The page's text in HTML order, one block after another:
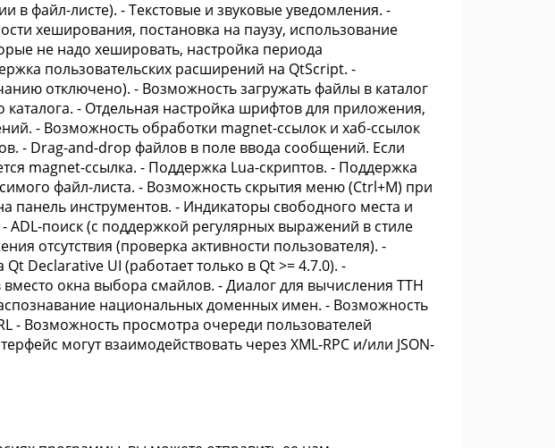
в файл-листе). - Текстовые и звуковые уведомления. -
хеширования, постановка на паузу, использование
не надо хешировать, настройка периода
пользовательских расширений на QtScript. -
отключено). - Возможность загружать файлы в каталог
- Отдельная настройка шрифтов для приложения,
- Возможность обработки magnet-ссылок и хаб-ссылок
- Drag-and-drop файлов в поле ввода сообщений. Если
magnet-ссылка. - Поддержка Lua-скриптов. - Поддержка
файл-листа. - Возможность скрытия меню (Ctrl+M) при
панель инструментов. - Индикаторы свободного места и
ADL-поиск (с поддержкой регулярных выражений в стиле
отсутствия (проверка активности пользователя). -
Declarative UI (работает только в Qt >= 4.7.0). -
окна выбора смайлов. - Диалог для вычисления TTH
национальных доменных имен. - ​​Возможность
- Возможность просмотра очереди пользователей
могут взаимодействовать через XML-RPC и/или JSON-